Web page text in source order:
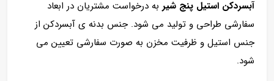
آبسردکن استیل پنج شیر به درخواست مشتریان در ابعاد
سفارشی طراحی و تولید می شود. جنس بدنه ی آبسردکن از
جنس استیل و ظرفیت مخزن به صورت سفارشی تعیین می
شود.